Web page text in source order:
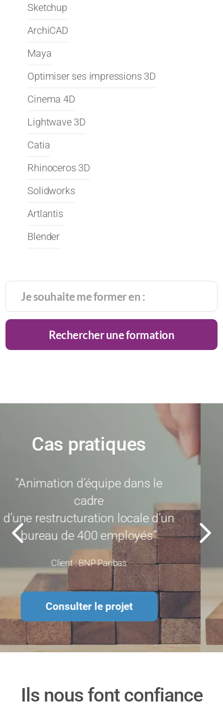
Sketchup
ArchiCAD
Maya
Optimiser ses impressions 3D
Cinema 4D
Lightwave 3D
Catia
Rhinoceros 3D
Solidworks
Artlantis
Blender
Rechercher une formation
Cas pratiques
“Animation d’équipe dans le
cadre
d’une restructuration locale d’un
bureau de 400 employés”
Client : BNP Paribas
Consulter le projet
Ils nous font confiance